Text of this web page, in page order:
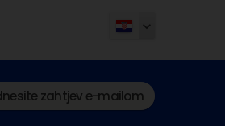
zahtjev e-mailom